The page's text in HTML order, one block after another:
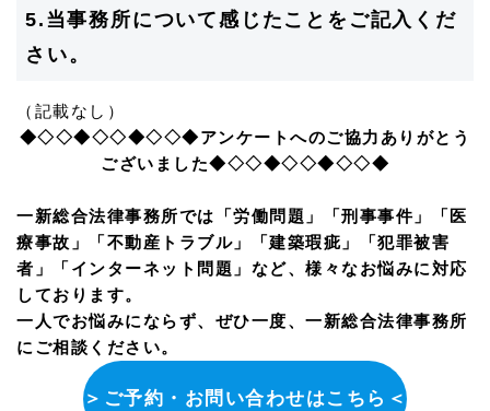
5.当事務所について感じたことをご記入くだ
さい。
（記載なし）
◆◇◇◆◇◇◆◇◇◆アンケートへのご協力ありがとう
ございました◆◇◇◆◇◇◆◇◇◆
一新総合法律事務所では「労働問題」「刑事事件」「医
療事故」「不動産トラブル」「建築瑕疵」「犯罪被害
者」「インターネット問題」など、様々なお悩みに対応
しております。
一人でお悩みにならず、ぜひ一度、一新総合法律事務所
にご相談ください。
＞ご予約・お問い合わせはこちら＜